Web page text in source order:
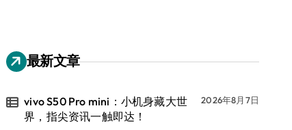
最新文章
vivo S50 Pro mini：小机身藏大世
界，指尖资讯一触即达！
2026年8月7日